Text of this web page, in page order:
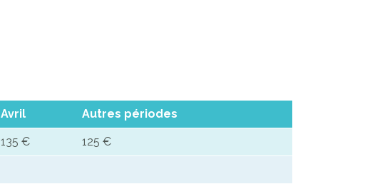
Avril Autres périodes
135 € 125 €